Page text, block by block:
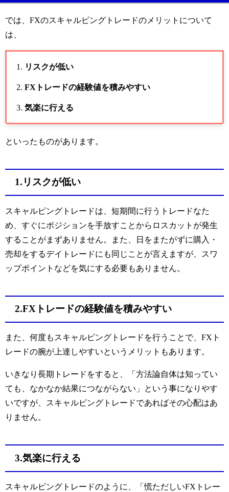
では、FXのスキャルピングトレードのメリットについて
は、
リスクが低い
FXトレードの経験値を積みやすい
気楽に行える
といったものがあります。
1.リスクが低い
スキャルピングトレードは、短期間に行うトレードなた
め、すぐにポジションを手放すことからロスカットが発生
することがまずありません。また、日をまたがずに購入・
売却をするデイトレードにも同じことが言えますが、スワ
ップポイントなどを気にする必要もありません。
2.FXトレードの経験値を積みやすい
また、何度もスキャルピングトレードを行うことで、FXト
レードの腕が上達しやすいというメリットもあります。
いきなり長期トレードをすると、「方法論自体は知ってい
ても、なかなか結果につながらない」という事になりやす
いですが、スキャルピングトレードであればその心配はあ
りません。
3.気楽に行える
スキャルピングトレードのように、「慌ただしいFXトレー